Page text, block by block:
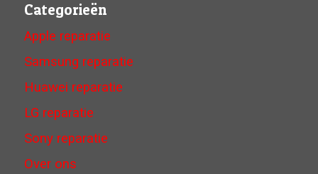
Categorieën
Apple reparatie
Samsung reparatie
Huawei reparatie
LG reparatie
Sony reparatie
Over ons